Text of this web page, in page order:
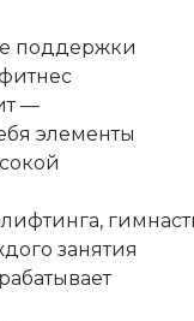
поддержки
—
элементы
занятия